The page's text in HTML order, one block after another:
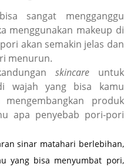
sangat mengganggu
menggunakan makeup di
akan semakin jelas dan
menurun.
skincareuntuk
wajah yang bisa kamu
produk
apa penyebab pori-pori
sinar matahari berlebihan,
yang bisa menyumbat pori,